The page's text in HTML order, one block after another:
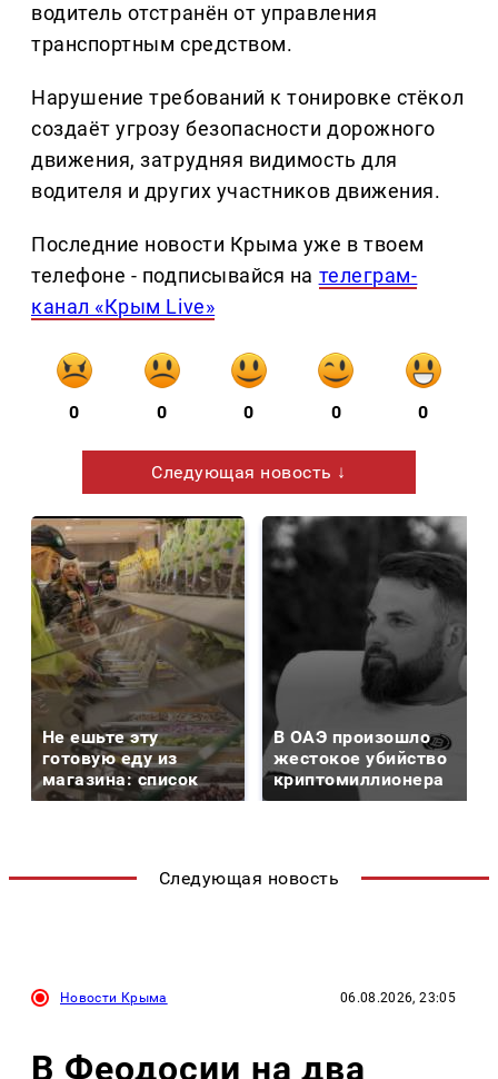
водитель отстранён от управления
транспортным средством.
Нарушение требований к тонировке стёкол
создаёт угрозу безопасности дорожного
движения, затрудняя видимость для
водителя и других участников движения.
Последние новости Крыма уже в твоем
телефоне - подписывайся на телеграм-
канал «Крым Live»
0 0 0 0 0
Следующая новость ↓
Не ешьте эту
готовую еду из
магазина: список
В ОАЭ произошло
жестокое убийство
криптомиллионера
Следующая новость
Новости Крыма 06.08.2026, 23:05
В Феодосии на два